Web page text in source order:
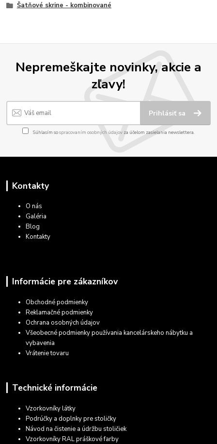
Šatňové skrine - kombinované
Nepremeškajte novinky, akcie a
zľavy!
Prihlásiť sa
Súhlasím sospracovaním osobných údajov za účelom zasielania newslettera.
Kontakty
O nás
Galéria
Blog
Kontakty
Informácie pre zákazníkov
Obchodné podmienky
Reklamačné podmienky
Ochrana osobných údajov
Všeobecné podmienky používania kancelárskeho nábytku a
vybavenia
Vrátenie tovaru
Technické informácie
Vzorkovníky látky
Podrúčky a doplnky pre stoličky
Návod na čistenie a údržbu stoličiek
Vzorkovníky RAL práškové farby